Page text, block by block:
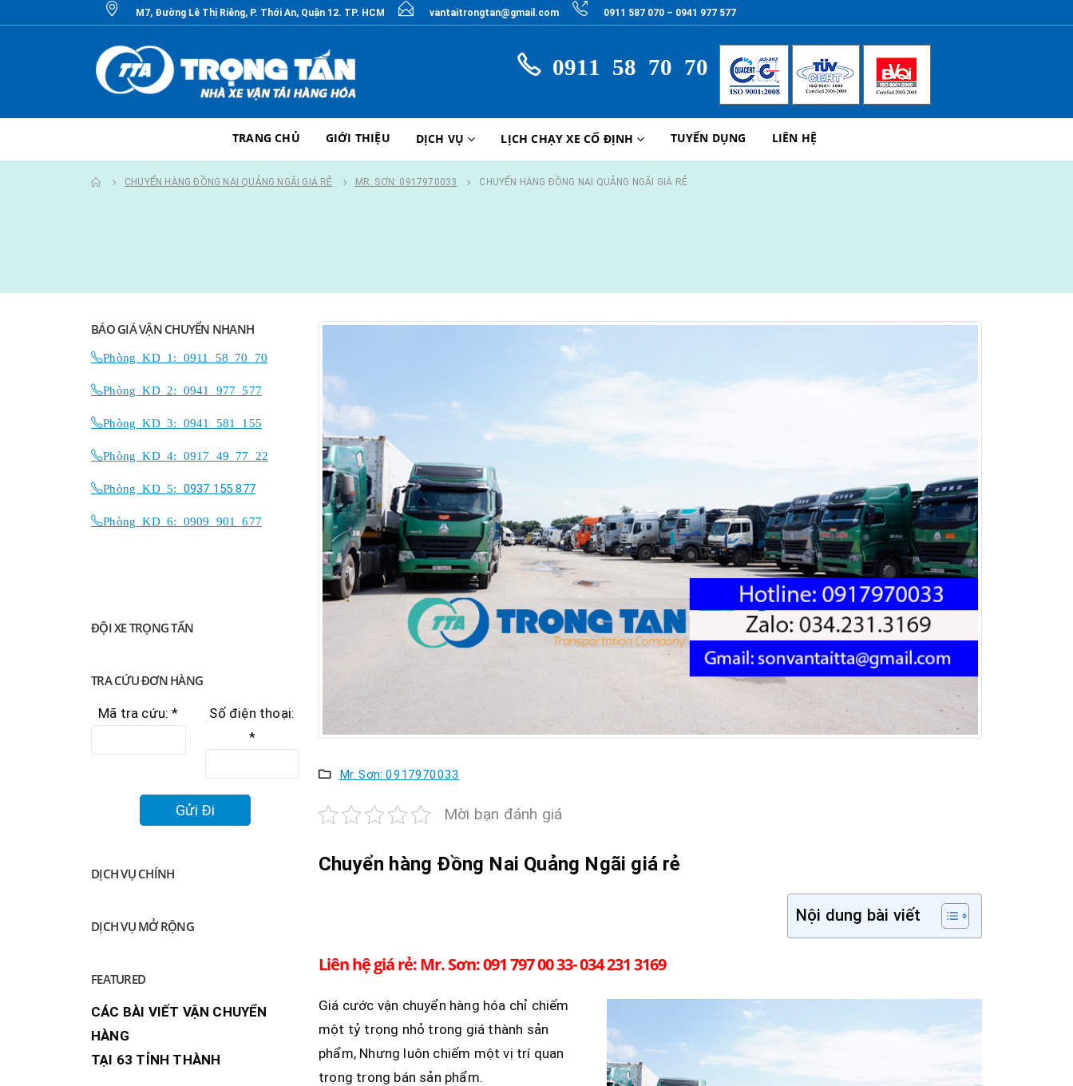
M7, Đường Lê Thị Riêng, P. Thới An, Quận 12. TP. HCM vantaitrongtan@gmail.com 0911 587 070 – 0941 977 577
0911 58 70 70
TRANG CHỦ GIỚI THIỆU DỊCH VỤ LỊCH CHẠY XE CỐ ĐỊNH TUYỂN DỤNG LIÊN HỆ
CHUYỂN HÀNG ĐỒNG NAI QUẢNG NGÃI GIÁ RẺ MR. SƠN: 0917970033 CHUYỂN HÀNG ĐỒNG NAI QUẢNG NGÃI GIÁ RẺ
Mr. Sơn: 0917970033
Mời bạn đánh giá
Chuyển hàng Đồng Nai Quảng Ngãi giá rẻ
Nội dung bài viết
Liên hệ giá rẻ: Mr. Sơn: 091 797 00 33- 034 231 3169
Giá cước vận chuyển hàng hóa chỉ chiếm
một tỷ trọng nhỏ trong giá thành sản
phẩm, Nhưng luôn chiếm một vị trí quan
trọng trong bán sản phẩm.
BÁO GIÁ VẬN CHUYỂN NHANH
Phòng KD 1: 0911 58 70 70
Phòng KD 2: 0941 977 577
Phòng KD 3: 0941 581 155
Phòng KD 4: 0917 49 77 22
Phòng KD 5: 0937 155 877
Phòng KD 6: 0909 901 677
ĐỘI XE TRỌNG TẤN
TRA CỨU ĐƠN HÀNG
Mã tra cứu: *
Số điện thoại:
*
DỊCH VỤ CHÍNH
DỊCH VỤ MỞ RỘNG
FEATURED
CÁC BÀI VIẾT VẬN CHUYỂN
HÀNG
TẠI 63 TỈNH THÀNH